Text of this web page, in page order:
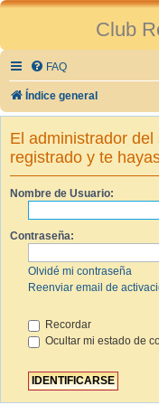
Club
FAQ
Índice general
El administrador
registrado y te
Nombre de Usuario:
Contraseña:
Olvidé mi contraseña
Reenviar email de
Recordar
Ocultar mi estado de